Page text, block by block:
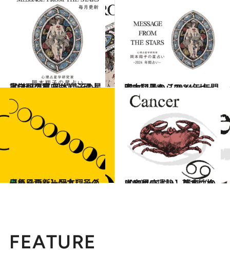
2026.7.31
《ほかの星座も》心理占星学研究家 岡本翔子の星占い
占い 2024.1.10
岡本翔子の【2024年 年間占い】星からのメッセージ
占い
6 Hours Ago
【毎日更新】岡本翔子の日めくりムーンカレンダー
占い 2021.12.1
【12星座占い】蟹座（かに座）の運勢、基本性格まとめ
占い
FEATURE